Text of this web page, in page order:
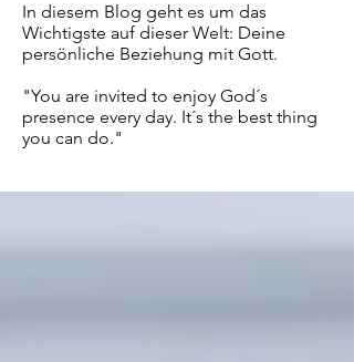
In diesem Blog geht es um das
Wichtigste auf dieser Welt: Deine
persönliche Beziehung mit Gott.
"You are invited to enjoy God´s
presence every day. It´s the best thing
you can do."